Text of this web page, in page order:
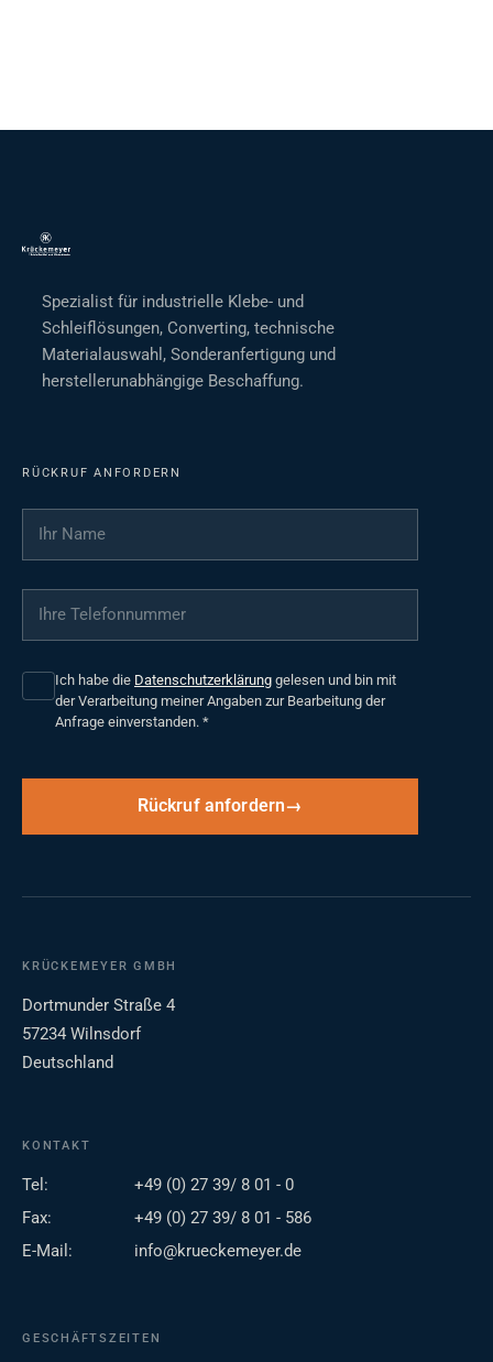
Spezialist für industrielle Klebe- und
Schleiflösungen, Converting, technische
Materialauswahl, Sonderanfertigung und
herstellerunabhängige Beschaffung.
RÜCKRUF ANFORDERN
Ihr Name
Ihre Telefonnummer
Ich habe die Datenschutzerklärung gelesen und bin mit
der Verarbeitung meiner Angaben zur Bearbeitung der
Anfrage einverstanden. *
Rückruf anfordern
KRÜCKEMEYER GMBH
Dortmunder Straße 4
57234 Wilnsdorf
Deutschland
KONTAKT
Tel:
+49 (0) 27 39/ 8 01 - 0
Fax:
+49 (0) 27 39/ 8 01 - 586
E-Mail:
info@krueckemeyer.de
GESCHÄFTSZEITEN